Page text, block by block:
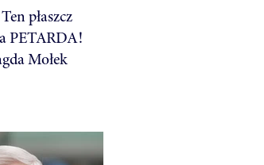
płaszcz
PETARDA!
Mołek